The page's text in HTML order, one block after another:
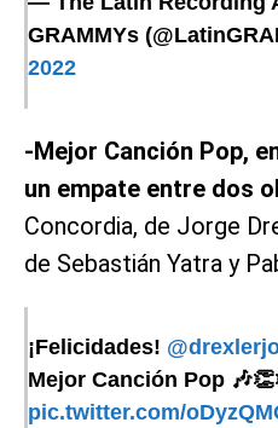
GRAMMYs
2022
-Mejor Canción Pop,
un empate entre dos
Concordia, de Jorge
de Sebastián Yatra y
¡Felicidades!
Mejor Canción Pop
pic.twitter.com/